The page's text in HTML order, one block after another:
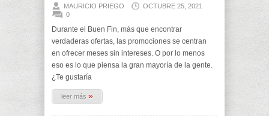
MAURICIO PRIEGO
OCTUBRE 25, 2021
0
Durante el Buen Fin, más que encontrar
verdaderas ofertas, las promociones se centran
en ofrecer meses sin intereses. O por lo menos
eso es lo que piensa la gran mayoría de la gente.
¿Te gustaría
leer más »